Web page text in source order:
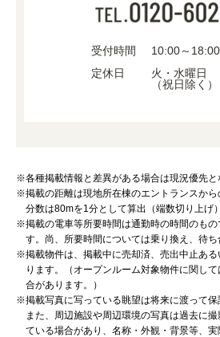
受付時間
10:00～18:00
定休日
火・水曜日
（祝日除く）
※各種掲載情報と差異がある場合は現況優先と
※掲載の距離は現地所在棟のエントランスか
分数は80mを1分として算出（端数切り上げ
※掲載の電車等所要時間は通勤時の時間のもの
す。尚、所要時間については乗り換え、待ち
※掲載物件は、掲載中に売却済、売出中止あ
ります。（オープンルーム対象物件に関し
合があります。）
※掲載写真に写っている眺望は将来に渡って保
また、周辺施設や周辺環境の写真は過去に
ている場合があり、名称・外観・背景等、